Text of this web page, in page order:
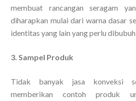
membuat rancangan seragam
diharapkan mulai dari warna dasar
identitas yang lain yang perlu
3. Sampel Produk
Tidak banyak jasa konveksi
memberikan contoh produk